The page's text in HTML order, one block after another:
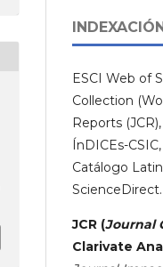
ESCI Web of
Collection
Reports
ÍnDICEs-
Catálogo
ScienceDirect.
JCR (Journal
Clarivate